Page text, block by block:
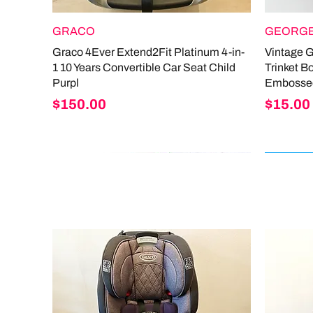
GRACO
Graco 4Ever Extend2Fit Platinum 4-in-
1 10 Years Convertible Car Seat Child
Purpl
Price
$150.00
Vintage
Trinket
Price
$15.00